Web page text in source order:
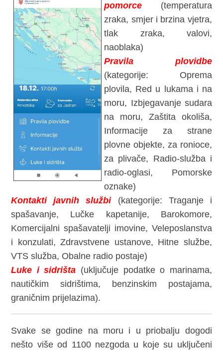
pomorce (temperatura
zraka, smjer i brzina vjetra,
tlak zraka, valovi,
naoblaka)
Pravila plovidbe
(kategorije: Oprema
plovila, Red u lukama i na
moru, Izbjegavanje sudara
na moru, Zaštita okoliša,
Informacije za strane
plovne objekte, za ronioce,
za plivače, Radio-služba i
radio-oglasi, Pomorske
oznake)
Kontakti javnih službi(kategorije: Traganje i
spašavanje, Lučke kapetanije, Barokomore,
Komercijalni spašavatelji imovine, Veleposlanstva
i konzulati, Zdravstvene ustanove, Hitne službe,
VTS služba, Obalne radio postaje)
Luke i sidrišta (uključuje podatke o marinama,
nautičkim sidrištima, benzinskim postajama,
graničnim prijelazima).
Svake se godine na moru i u priobalju dogodi
nešto više od 1100 nezgoda u koje su uključeni